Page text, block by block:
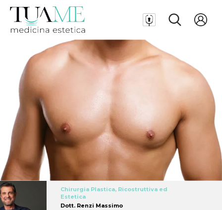
Chirurgia Plastica, Ricostruttiva ed
Estetica
Dott. Renzi Massimo